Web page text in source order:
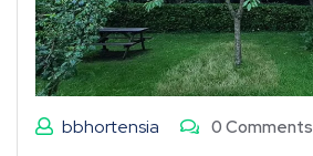
bbhortensia 0 Comments